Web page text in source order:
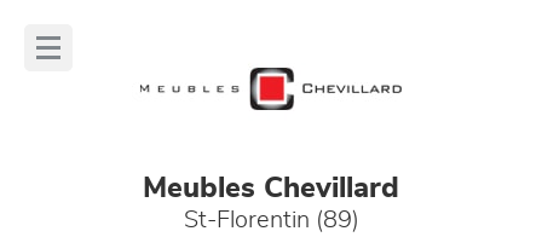
Meubles Chevillard
St-Florentin (89)